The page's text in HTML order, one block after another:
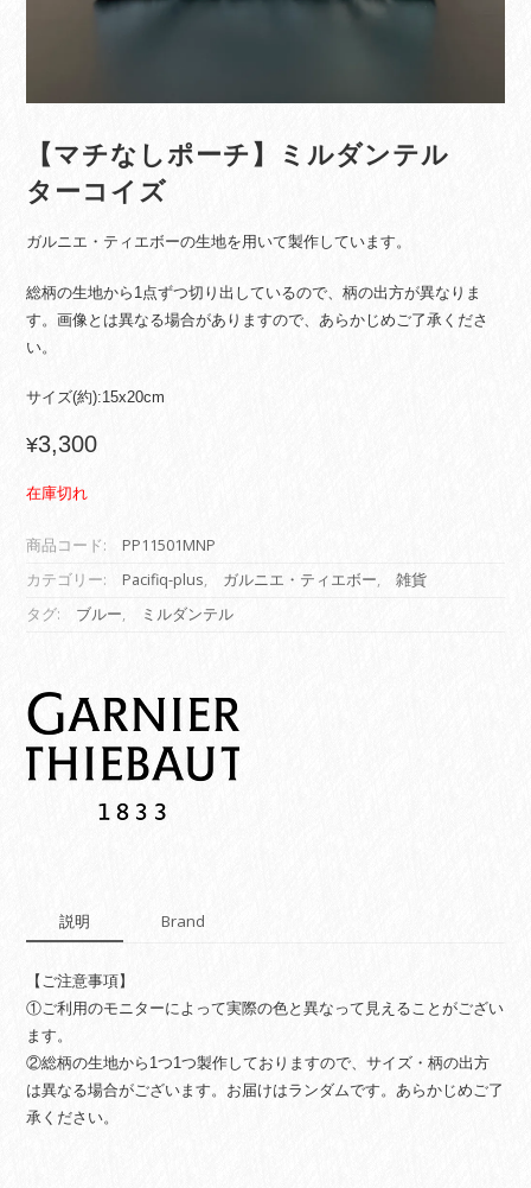
【マチなしポーチ】ミルダンテル
ターコイズ
ガルニエ・ティエボーの生地を用いて製作しています。
総柄の生地から1点ずつ切り出しているので、柄の出方が異なりま
す。画像とは異なる場合がありますので、あらかじめご了承くださ
い。
サイズ(約):15x20cm
¥3,300
在庫切れ
商品コード:
PP11501MNP
カテゴリー:
Pacifiq-plus, ガルニエ・ティエボー,
雑貨
タグ:
ブルー, ミルダンテル
説明 Brand
【ご注意事項】
①ご利用のモニターによって実際の色と異なって見えることがござい
ます。
②総柄の生地から1つ1つ製作しておりますので、サイズ・柄の出方
は異なる場合がございます。お届けはランダムです。あらかじめご了
承ください。